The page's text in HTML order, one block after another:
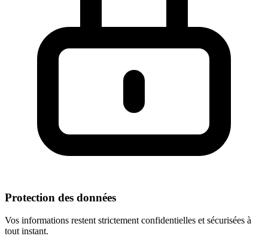
Protection des données
Vos informations restent strictement confidentielles et sécurisées à
tout instant.